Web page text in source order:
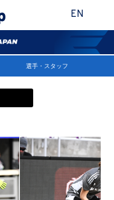
EN
選手・スタッフ